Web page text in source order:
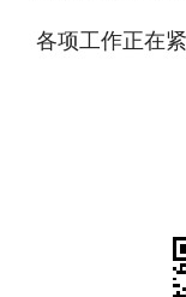
各项工作正在